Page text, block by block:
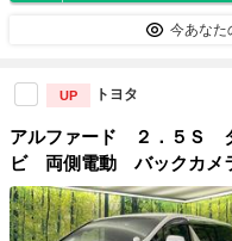
今あなた
UP トヨタ
アルファード ２．５Ｓ
ビ 両側電動 バックカメ
ルーズ 禁煙車 電動リア
コ ３眼ＬＥＤ ビルトイ